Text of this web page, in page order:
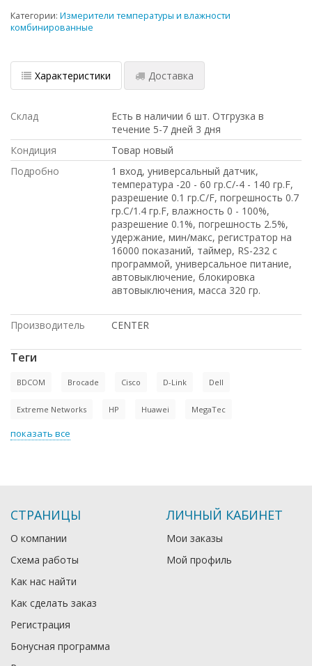
Категории: Измерители температуры и влажности
комбинированные
Характеристики Доставка
Склад
Есть в наличии 6 шт. Отгрузка в
течение 5-7 дней 3 дня
Кондиция
Товар новый
Подробно
1 вход, универсальный датчик,
температура -20 - 60 гр.С/-4 - 140 гр.F,
разрешение 0.1 гр.C/F, погрешность 0.7
гр.С/1.4 гр.F, влажность 0 - 100%,
разрешение 0.1%, погрешность 2.5%,
удержание, мин/макс, регистратор на
16000 показаний, таймер, RS-232 с
программой, универсальное питание,
автовыключение, блокировка
автовыключения, масса 320 гр.
Производитель CENTER
Теги
BDCOM Brocade Cisco D-Link Dell
Extreme Networks HP Huawei MegaTec
показать все
СТРАНИЦЫ
О компании
Схема работы
Как нас найти
Как сделать заказ
Регистрация
Бонусная программа
ЛИЧНЫЙ КАБИНЕТ
Мои заказы
Мой профиль